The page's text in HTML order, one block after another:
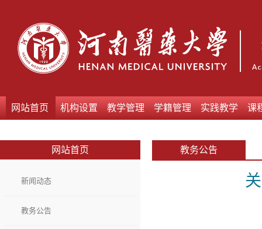
网站首页 机构设置 教学管理 学籍管理 实践教学 课
网站首页
新闻动态
教务公告
教务公告